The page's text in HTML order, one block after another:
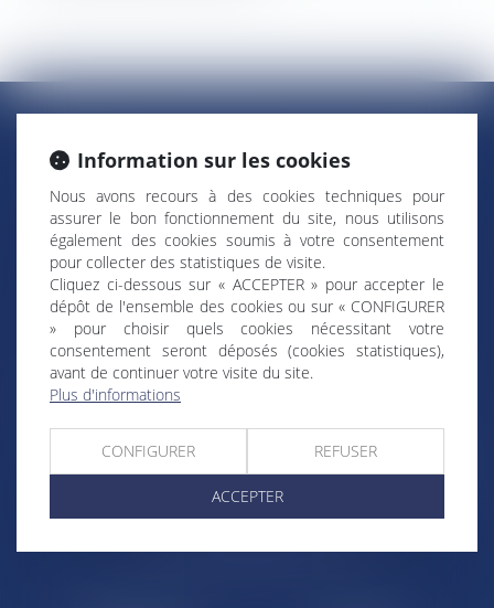
RÉGIONS & DÉPARTEMENTS D’OUTRE-MER
Trombinoscopes Guyane
Martinique Guadeloupe
La Réunion Mayotte
Saint-Martin Saint-Barthélémy
St-Pierre-et-Miquelon
Polynésie française Wallis-et-Futuna
LE SITE DROM-COM
Information sur les cookies
Nous avons recours à des cookies techniques pour
assurer le bon fonctionnement du site, nous utilisons
également des cookies soumis à votre consentement
pour collecter des statistiques de visite.
Cliquez ci-dessous sur « ACCEPTER » pour accepter le
dépôt de l'ensemble des cookies ou sur « CONFIGURER
» pour choisir quels cookies nécessitant votre
consentement seront déposés (cookies statistiques),
avant de continuer votre visite du site.
Plus d'informations
CONFIGURER REFUSER
ACCEPTER